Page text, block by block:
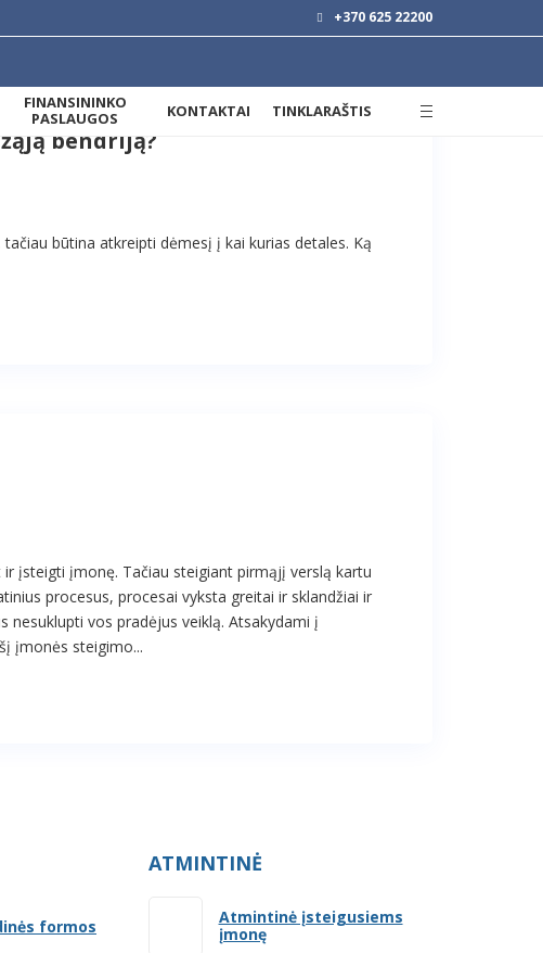
+370 625 22200
FINANSININKO
PASLAUGOS
KONTAKTAI TINKLARAŠTIS
bendriją?
būtina atkreipti dėmesį į kai kurias detales. Ką
įsteigti įmonę. Tačiau steigiant pirmąjį verslą kartu
procesus, procesai vyksta greitai ir sklandžiai ir
nesuklupti vos pradėjus veiklą. Atsakydami į
įmonės steigimo...
formos
ATMINTINĖ
Atmintinė įsteigusiems
įmonę